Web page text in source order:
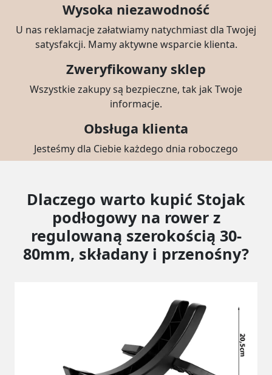
Wysoka niezawodność
U nas reklamacje załatwiamy natychmiast dla Twojej
satysfakcji. Mamy aktywne wsparcie klienta.
Zweryfikowany sklep
Wszystkie zakupy są bezpieczne, tak jak Twoje
informacje.
Obsługa klienta
Jesteśmy dla Ciebie każdego dnia roboczego
Dlaczego warto kupić Stojak
podłogowy na rower z
regulowaną szerokością 30-
80mm, składany i przenośny?